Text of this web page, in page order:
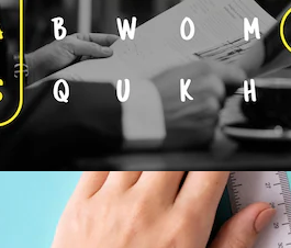
Copyright © 2010- 2026 Freepik Company S.L.U.